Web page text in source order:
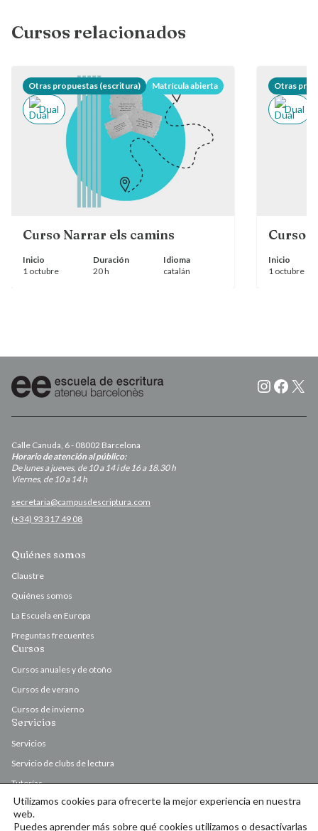
Cursos relacionados
Otras propuestas (escritura) Matrícula abierta
Dual
Curso Narrar els camins
Inicio
1 octubre
Duración
20 h
Idioma
catalán
Otras
Dual
Curso
Inicio
1 octubre
X
Calle Canuda, 6 - 08002 Barcelona
Horario de atención al público:
De lunes a jueves, de 10 a 14 i de 16 a 18.30 h
Viernes, de 10 a 14 h
secretaria@campusdescriptura.com
(+34) 93 317 49 08
Quiénes somos
Claustre
Quiénes somos
La Escuela en Europa
Preguntas frecuentes
Cursos
Cursos anuales y de otoño
Cursos de verano
Cursos de invierno
Servicios
Servicios
Servicio de clubs de lectura
Tutorías
Valoración y corrección de originales
Utilizamos cookies para ofrecerte la mejor experiencia en nuestra
web.
Puedes aprender más sobre qué cookies utilizamos o desactivarlas